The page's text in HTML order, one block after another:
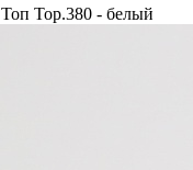
Топ Top.380 - белый